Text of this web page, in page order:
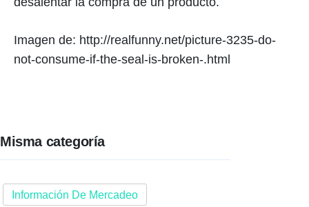
Imagen de: http://realfunny.net/picture-3235-do-
not-consume-if-the-seal-is-broken-.html
Misma categoría
Información De Mercadeo